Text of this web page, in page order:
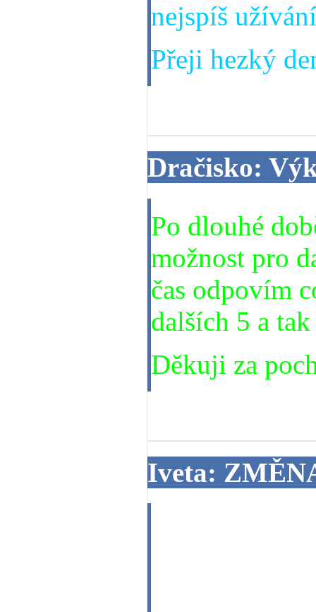
nejspíš
Přeji hezký
Dračisko:
Po dlouhé
možnost pro
čas odpovím
dalších 5 a
Děkuji za
Iveta: